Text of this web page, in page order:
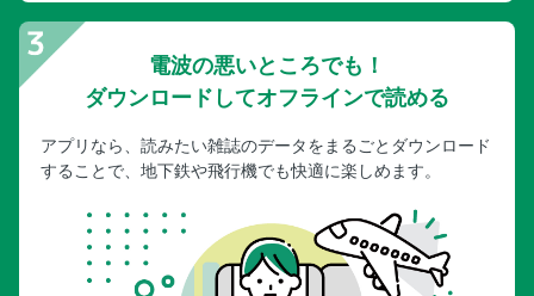
電波の悪いところでも！
ダウンロードしてオフラインで読める
アプリなら、読みたい雑誌のデータをまるごとダウンロード
することで、地下鉄や飛行機でも快適に楽しめます。